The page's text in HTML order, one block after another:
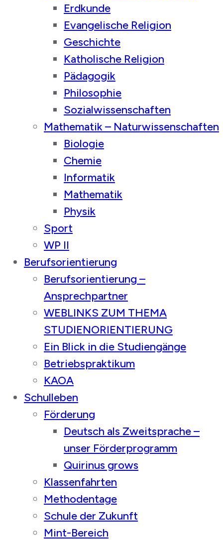
Erdkunde
Evangelische Religion
Geschichte
Katholische Religion
Pädagogik
Philosophie
Sozialwissenschaften
Mathematik – Naturwissenschaften
Biologie
Chemie
Informatik
Mathematik
Physik
Sport
WP II
Berufsorientierung
Berufsorientierung –
Ansprechpartner
WEBLINKS ZUM THEMA
STUDIENORIENTIERUNG
Ein Blick in die Studiengänge
Betriebspraktikum
KAOA
Schulleben
Förderung
Deutsch als Zweitsprache –
unser Förderprogramm
Quirinus grows
Klassenfahrten
Methodentage
Schule der Zukunft
Mint-Bereich